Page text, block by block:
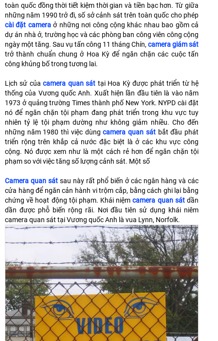
toàn quốc đồng thời tiết kiệm thời gian và tiền bạc hơn. Từ giữa
những năm 1990 trở đi, số sở cảnh sát trên toàn quốc cho phép
cài đặt cameraở những nơi công cộng khác nhau bao gồm cả
dự án nhà ở, trường học và các phòng ban công viên công cộng
ngày một tăng. Sau vụ tấn công 11 tháng Chín, camera giám sát
trở thành chuẩn chung ở Hoa Kỳ để ngăn chặn các cuộc tấn
công khủng bố trong tương lai.
Lịch sử củacamera quan sát tại Hoa Kỳ được phát triển từ hệ
thống của Vương quốc Anh. Xuất hiện lần đầu tiên là vào năm
1973 ở quảng trường Times thành phố New York. NYPD cài đặt
nó để ngăn chặn tội phạm đang phát triển trong khu vực tuy
nhiên tỷ lệ tội phạm dường như không giảm nhiều. Cho đến
những năm 1980 thì việc dùngcamera quan sátbắt đầu phát
triển rộng trên khắp cả nước đặc biệt là ở các khu vực công
cộng. Nó được xem như là một cách rẻ hơn để ngăn chặn tội
phạm so với việc tăng số lượng cảnh sát. Một số
Camera quan sát sau này rất phổ biến ở các ngân hàng và các
cửa hàng để ngăn cản hành vi trộm cắp, bằng cách ghi lại bằng
chứng về hoạt động tội phạm. Khái niệm camera quan sátdần
dần được phỗ biến rộng rãi. Nơi đầu tiên sử dụng khái niêm
camera quan sát tại Vương quốc Anh là vua Lynn, Norfolk.